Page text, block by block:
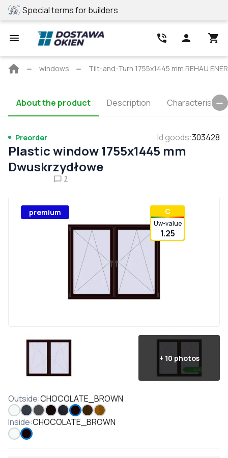
Special terms for builders
Main
windows Tilt-and-Turn 1755x1445 mm REHAU
About the product Description Characteristics
Preorder Id goods:303428
Plastic window 1755x1445 mm
Dwuskrzydłowe
7
premium С
Uw-value
1.25
+ 10 photos
Outside:CHOCOLATE_BROWN
Inside:CHOCOLATE_BROWN